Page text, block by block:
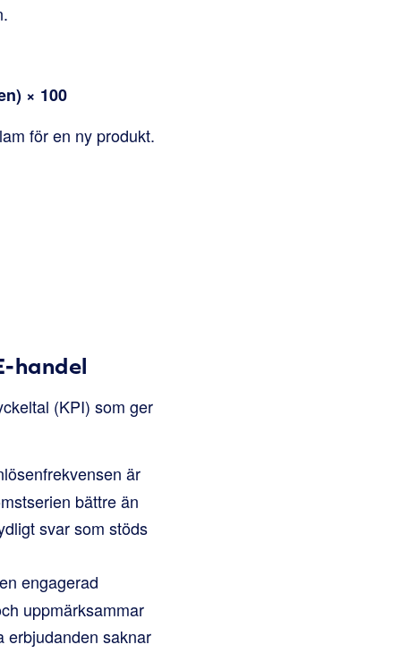
× 100
för en ny produkt.
handel
(KPI) som ger
är
bättre än
svar som stöds
engagerad
uppmärksammar
erbjudanden saknar